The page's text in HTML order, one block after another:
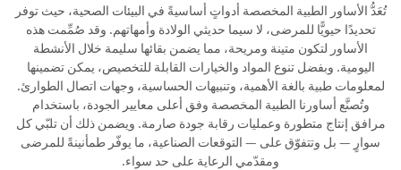
تُعَدُّ الأساور الطبية المخصصة أدواتٍ أساسيةً في البيئات الصحية، حيث توفر
تحديدًا حيويًّا للمرضى، لا سيما حديثي الولادة وأمهاتهم. وقد صُمِّمت هذه
الأساور لتكون متينة ومريحة، مما يضمن بقائها سليمة خلال الأنشطة
اليومية. وبفضل تنوع المواد والخيارات القابلة للتخصيص، يمكن تضمينها
لمعلومات طبية بالغة الأهمية، وتنبيهات الحساسية، وجهات اتصال الطوارئ.
وتُصنَّع أساورنا الطبية المخصصة وفق أعلى معايير الجودة، باستخدام
مرافق إنتاج متطورة وعمليات رقابة جودة صارمة. ويضمن ذلك أن تلبّي كل
سوارٍ — بل وتتفوّق على — التوقعات الصناعية، ما يوفّر طمأنينةً للمرضى
ومقدّمي الرعاية على حد سواء.